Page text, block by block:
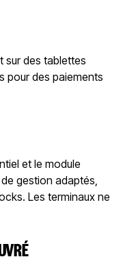
sur des tablettes
pour des paiements
et le module
gestion adaptés,
Les terminaux ne